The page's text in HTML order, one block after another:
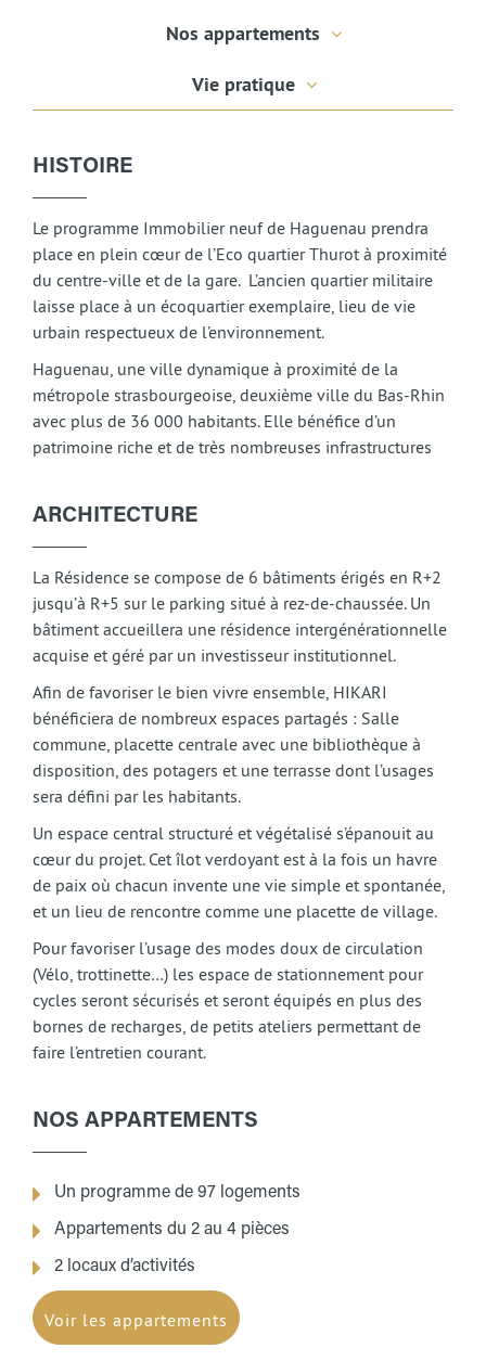
Nos appartements
Vie pratique
HISTOIRE
Le programme Immobilier neuf de Haguenau prendra
place en plein cœur de l’Eco quartier Thurot à proximité
du centre-ville et de la gare. L’ancien quartier militaire
laisse place à un écoquartier exemplaire, lieu de vie
urbain respectueux de l’environnement.
Haguenau, une ville dynamique à proximité de la
métropole strasbourgeoise, deuxième ville du Bas-Rhin
avec plus de 36 000 habitants. Elle bénéfice d’un
patrimoine riche et de très nombreuses infrastructures
ARCHITECTURE
La Résidence se compose de 6 bâtiments érigés en R+2
jusqu’à R+5 sur le parking situé à rez-de-chaussée. Un
bâtiment accueillera une résidence intergénérationnelle
acquise et géré par un investisseur institutionnel.
Afin de favoriser le bien vivre ensemble, HIKARI
bénéficiera de nombreux espaces partagés : Salle
commune, placette centrale avec une bibliothèque à
disposition, des potagers et une terrasse dont l’usages
sera défini par les habitants.
Un espace central structuré et végétalisé s’épanouit au
cœur du projet. Cet îlot verdoyant est à la fois un havre
de paix où chacun invente une vie simple et spontanée,
et un lieu de rencontre comme une placette de village.
Pour favoriser l’usage des modes doux de circulation
(Vélo, trottinette…) les espace de stationnement pour
cycles seront sécurisés et seront équipés en plus des
bornes de recharges, de petits ateliers permettant de
faire l’entretien courant.
NOS APPARTEMENTS
Un programme de 97 logements
Appartements du 2 au 4 pièces
2 locaux d’activités
Voir les appartements